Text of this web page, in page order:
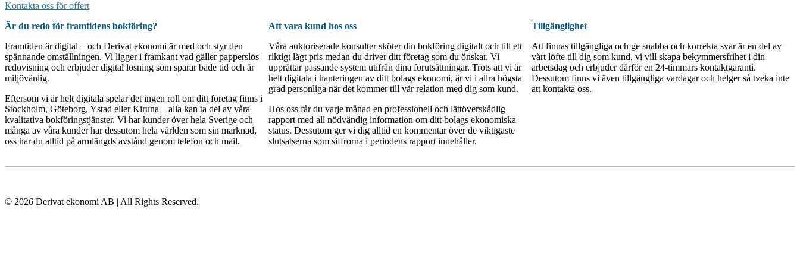
Kontakta oss för offert
Är du redo för framtidens bokföring?
Framtiden är digital – och Derivat ekonomi är med och styr den
spännande omställningen. Vi ligger i framkant vad gäller papperslös
redovisning och erbjuder digital lösning som sparar både tid och är
miljövänlig.
Eftersom vi är helt digitala spelar det ingen roll om ditt företag finns i
Stockholm, Göteborg, Ystad eller Kiruna – alla kan ta del av våra
kvalitativa bokföringstjänster. Vi har kunder över hela Sverige och
många av våra kunder har dessutom hela världen som sin marknad,
oss har du alltid på armlängds avstånd genom telefon och mail.
Att vara kund hos oss
Våra auktoriserade konsulter sköter din bokföring digitalt och till ett
riktigt lågt pris medan du driver ditt företag som du önskar. Vi
upprättar passande system utifrån dina förutsättningar. Trots att vi är
helt digitala i hanteringen av ditt bolags ekonomi, är vi i allra högsta
grad personliga när det kommer till vår relation med dig som kund.
Hos oss får du varje månad en professionell och lättöverskådlig
rapport med all nödvändig information om ditt bolags ekonomiska
status. Dessutom ger vi dig alltid en kommentar över de viktigaste
slutsatserna som siffrorna i periodens rapport innehåller.
Tillgänglighet
Att finnas tillgängliga och ge snabba och korrekta svar är en del av
vårt löfte till dig som kund, vi vill skapa bekymmersfrihet i din
arbetsdag och erbjuder därför en 24-timmars kontaktgaranti.
Dessutom finns vi även tillgängliga vardagar och helger så tveka inte
att kontakta oss.
© 2026 Derivat ekonomi AB | All Rights Reserved.